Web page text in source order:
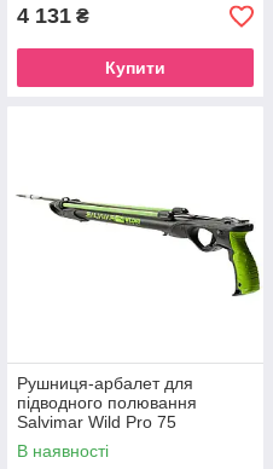
4 131 ₴
Купити
Рушниця-арбалет для
підводного полювання
Salvimar Wild Pro 75
В наявності